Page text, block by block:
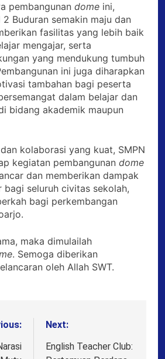
pembangunan dome ini,
Buduran semakin maju dan
fasilitas yang lebih baik
mengajar, serta
yang mendukung tumbuh
ini juga diharapkan
tambahan bagi peserta
dalam belajar dan
bidang akademik maupun
kolaborasi yang kuat, SMPN
kegiatan pembangunan dome
dan memberikan dampak
seluruh civitas sekolah,
bagi perkembangan
maka dimulailah
. Semoga diberikan
oleh Allah SWT.
Next:
English Teacher Club: